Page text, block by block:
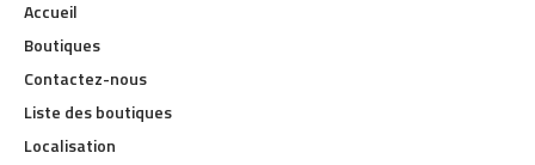
Accueil
Boutiques
Contactez-nous
Liste des boutiques
Localisation